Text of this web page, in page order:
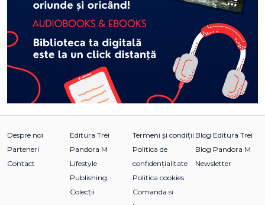
Despre noi
Parteneri
Contact
Editura Trei
Pandora M
Lifestyle
Publishing
Colecții
Termeni și condiții
Politica de
confidențialitate
Politica cookies
Comanda si
Blog Editura Trei
Blog Pandora M
Newsletter